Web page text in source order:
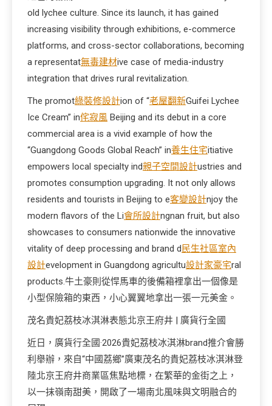
old lychee culture. Since its launch, it has gained
increasing visibility through exhibitions, e-commerce
platforms, and cross-sector collaborations, becoming
a representat無毒建材ive case of media-industry
integration that drives rural revitalization.
The promot綠裝修設計ion of “老屋翻新Guifei Lychee
Ice Cream” in侘寂風 Beijing and its debut in a core
commercial area is a vivid example of how the
“Guangdong Goods Global Reach” in養生住宅itiative
empowers local specialty ind親子空間設計ustries and
promotes consumption upgrading. It not only allows
residents and tourists in Beijing to e客變設計njoy the
modern flavors of the Li會所設計ngnan fruit, but also
showcases to consumers nationwide the innovative
vitality of deep processing and brand d民生社區室內
設計evelopment in Guangdong agricultu設計家豪宅ral
products.牛土豪則從悍馬車的後備箱裡拿出一個像是
小型保險箱的東西，小心翼翼地拿出一張一元美金。
茂名貴妃荔枝冰淇淋表態北京王府井 | 廣貨行全國
近日，廣貨行全國·2026貴妃荔枝冰淇淋brand推介會勝
利舉辦，來自“中國荔鄉”廣東茂名的貴妃荔枝冰淇淋登
陸北京王府井商業區焦點地標，在繁華的金街之上，
以一抹嶺南甜美，開啟了一場南北風味與文明融合的